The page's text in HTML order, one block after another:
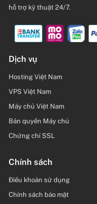
hỗ trợ kỹ thuật 24/7.
Dịch vụ
Hosting Việt Nam
VPS Việt Nam
Máy chủ Việt Nam
Bản quyền Máy chủ
Chứng chỉ SSL
Chính sách
Điều khoản sử dụng
Chính sách bảo mật